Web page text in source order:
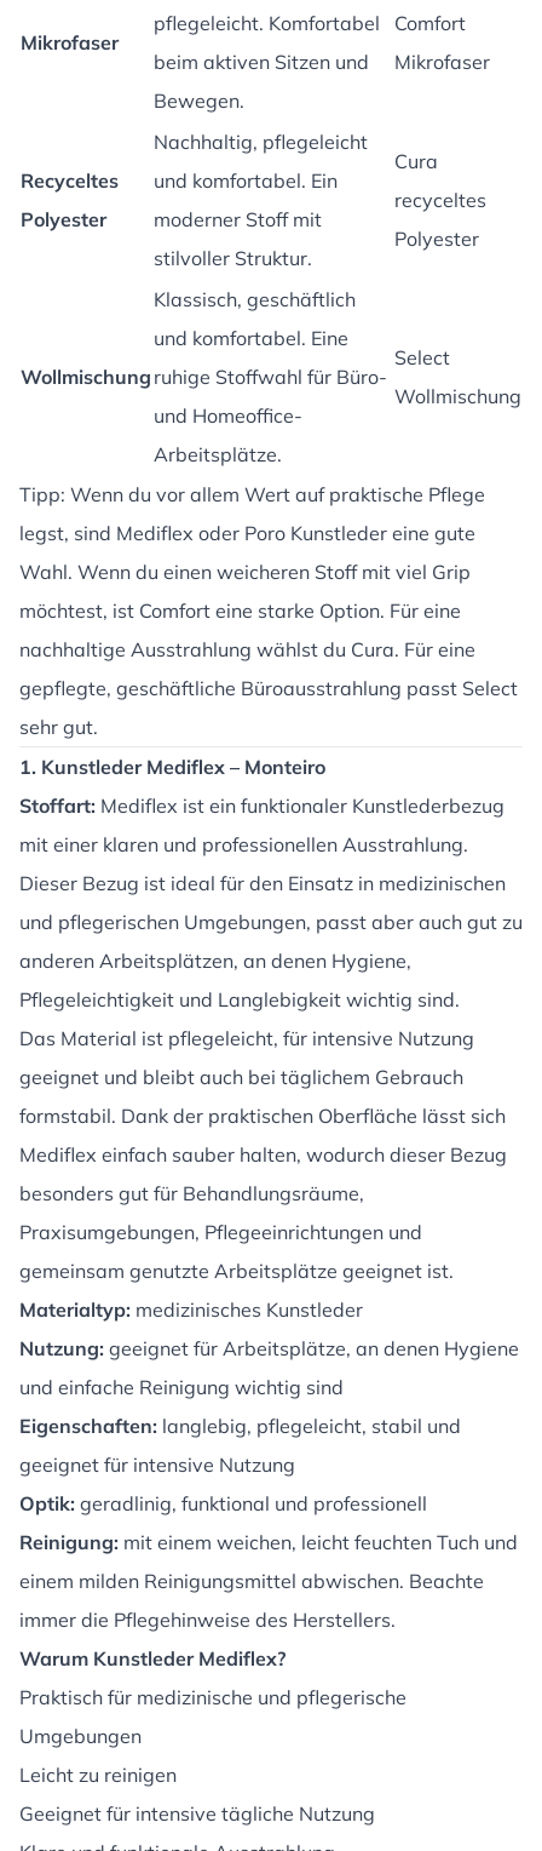
Mikrofaser
pflegeleicht. Komfortabel
beim aktiven Sitzen und
Bewegen.
Comfort
Mikrofaser
Recyceltes
Polyester
Nachhaltig, pflegeleicht
und komfortabel. Ein
moderner Stoff mit
stilvoller Struktur.
Cura
recyceltes
Polyester
Wollmischung
Klassisch, geschäftlich
und komfortabel. Eine
ruhige Stoffwahl für Büro-
und Homeoffice-
Arbeitsplätze.
Select
Wollmischung
Tipp: Wenn du vor allem Wert auf praktische Pflege
legst, sind Mediflex oder Poro Kunstleder eine gute
Wahl. Wenn du einen weicheren Stoff mit viel Grip
möchtest, ist Comfort eine starke Option. Für eine
nachhaltige Ausstrahlung wählst du Cura. Für eine
gepflegte, geschäftliche Büroausstrahlung passt Select
sehr gut.
1. Kunstleder Mediflex – Monteiro
Stoffart: Mediflex ist ein funktionaler Kunstlederbezug
mit einer klaren und professionellen Ausstrahlung.
Dieser Bezug ist ideal für den Einsatz in medizinischen
und pflegerischen Umgebungen, passt aber auch gut zu
anderen Arbeitsplätzen, an denen Hygiene,
Pflegeleichtigkeit und Langlebigkeit wichtig sind.
Das Material ist pflegeleicht, für intensive Nutzung
geeignet und bleibt auch bei täglichem Gebrauch
formstabil. Dank der praktischen Oberfläche lässt sich
Mediflex einfach sauber halten, wodurch dieser Bezug
besonders gut für Behandlungsräume,
Praxisumgebungen, Pflegeeinrichtungen und
gemeinsam genutzte Arbeitsplätze geeignet ist.
Materialtyp: medizinisches Kunstleder
Nutzung: geeignet für Arbeitsplätze, an denen Hygiene
und einfache Reinigung wichtig sind
Eigenschaften: langlebig, pflegeleicht, stabil und
geeignet für intensive Nutzung
Optik: geradlinig, funktional und professionell
Reinigung: mit einem weichen, leicht feuchten Tuch und
einem milden Reinigungsmittel abwischen. Beachte
immer die Pflegehinweise des Herstellers.
Warum Kunstleder Mediflex?
Praktisch für medizinische und pflegerische
Umgebungen
Leicht zu reinigen
Geeignet für intensive tägliche Nutzung